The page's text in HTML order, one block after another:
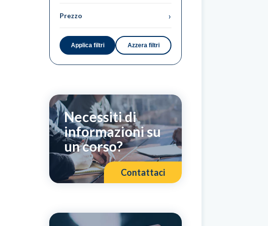
Prezzo ›
Applica filtri Azzera filtri
Necessiti di
informazioni su
un corso?
Contattaci